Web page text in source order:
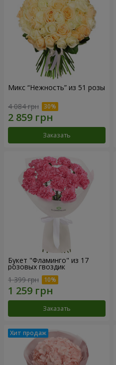
Микс “Нежность” из 51 розы
4 084 грн
Заказать
Букет "Фламинго" из 17
розовых гвоздик
1 399 грн
Заказать